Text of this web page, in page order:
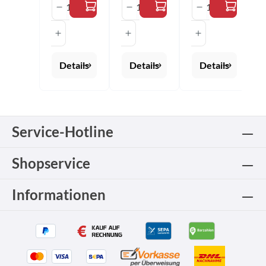
Details Details Details
Service-Hotline
Shopservice
Informationen